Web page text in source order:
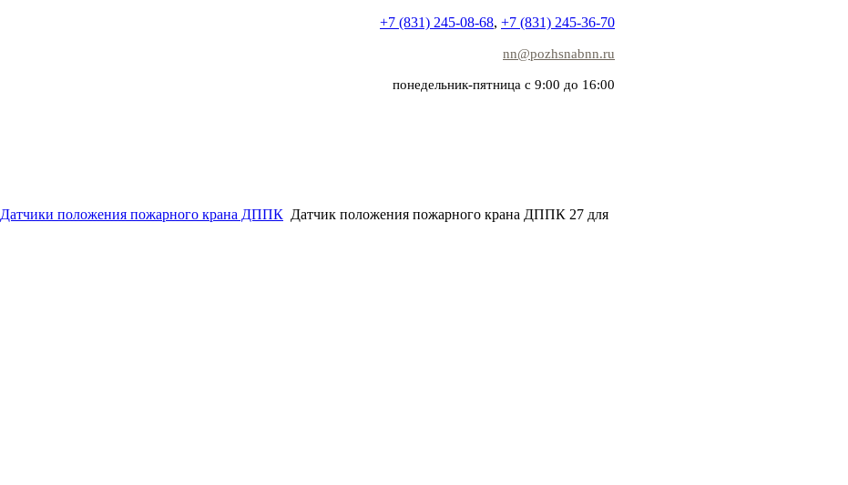
+7 (831) 245-08-68, +7 (831) 245-36-70
nn@pozhsnabnn.ru
понедельник-пятница с 9:00 до 16:00
Датчики положения пожарного крана ДППК Датчик положения пожарного крана ДППК 27 для